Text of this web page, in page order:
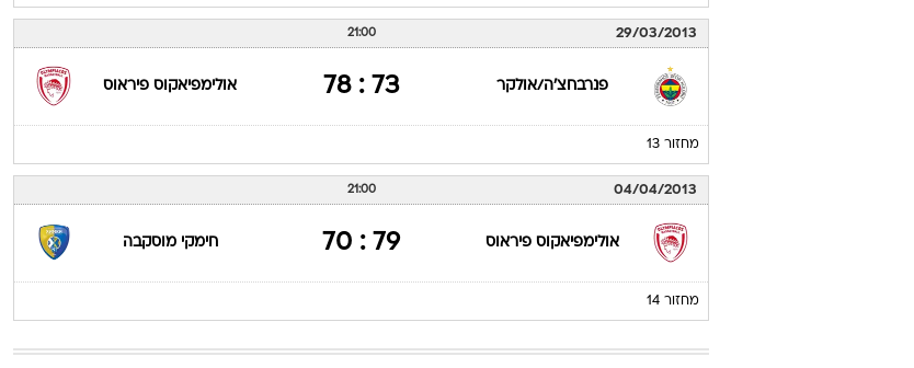
29/03/2013
21:00
פנרבחצ'ה/אולקר 73 : 78 אולימפיאקוס פיראוס
מחזור 13
04/04/2013
21:00
אולימפיאקוס פיראוס 79 : 70 חימקי מוסקבה
מחזור 14